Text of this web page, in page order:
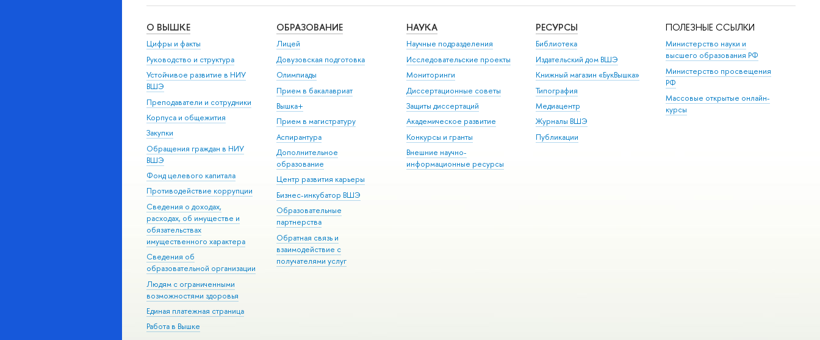
О ВЫШКЕ
Цифры и факты
Руководство и структура
Устойчивое развитие в НИУ
ВШЭ
Преподаватели и сотрудники
Корпуса и общежития
Закупки
Обращения граждан в НИУ
ВШЭ
Фонд целевого капитала
Противодействие коррупции
Сведения о доходах,
расходах, об имуществе и
обязательствах
имущественного характера
Сведения об
образовательной организации
Людям с ограниченными
возможностями здоровья
Единая платежная страница
Работа в Вышке
ОБРАЗОВАНИЕ
Лицей
Довузовская подготовка
Олимпиады
Прием в бакалавриат
Вышка+
Прием в магистратуру
Аспирантура
Дополнительное
образование
Центр развития карьеры
Бизнес-инкубатор ВШЭ
Образовательные
партнерства
Обратная связь и
взаимодействие с
получателями услуг
НАУКА
Научные подразделения
Исследовательские проекты
Мониторинги
Диссертационные советы
Защиты диссертаций
Академическое развитие
Конкурсы и гранты
Внешние научно-
информационные ресурсы
РЕСУРСЫ
Библиотека
Издательский дом ВШЭ
Книжный магазин «БукВышка»
Типография
Медиацентр
Журналы ВШЭ
Публикации
ПОЛЕЗНЫЕ ССЫЛКИ
Министерство науки и
высшего образования РФ
Министерство просвещения
РФ
Массовые открытые онлайн-
курсы